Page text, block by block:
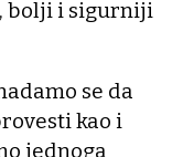
bolji i sigurniji
se da
kao i
jednoga